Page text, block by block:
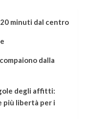
minuti dal centro
dalla
degli affitti:
più libertà per i